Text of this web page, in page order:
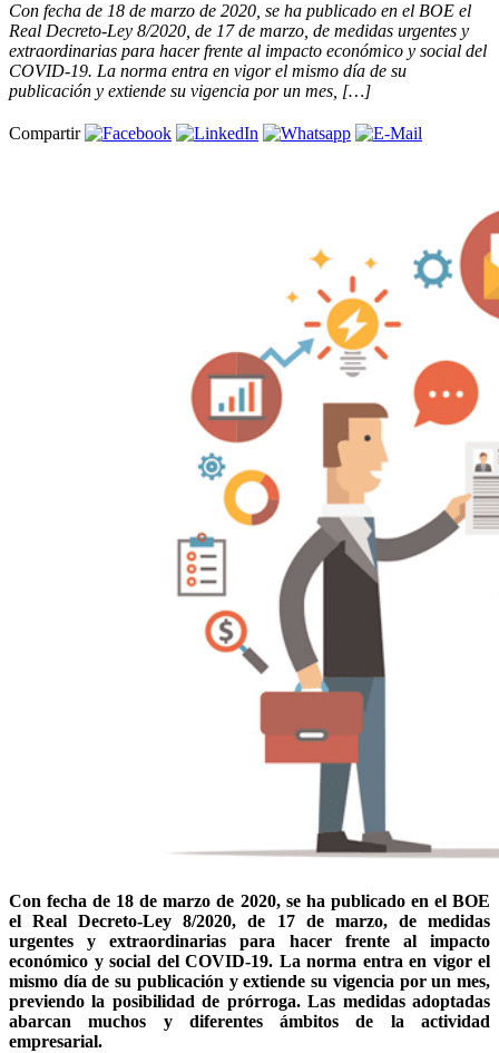
Con fecha de 18 de marzo de 2020, se ha publicado en el BOE el
Real Decreto-Ley 8/2020, de 17 de marzo, de medidas urgentes y
extraordinarias para hacer frente al impacto económico y social del
COVID-19. La norma entra en vigor el mismo día de su
publicación y extiende su vigencia por un mes, […]
Compartir
Con fecha de 18 de marzo de 2020, se ha publicado en el BOE
el Real Decreto-Ley 8/2020, de 17 de marzo, de medidas
urgentes y extraordinarias para hacer frente al impacto
económico y social del COVID-19. La norma entra en vigor el
mismo día de su publicación y extiende su vigencia por un mes,
previendo la posibilidad de prórroga. Las medidas adoptadas
abarcan muchos y diferentes ámbitos de la actividad
empresarial.